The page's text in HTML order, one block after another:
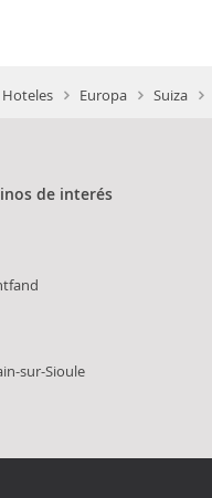
Hoteles Europa Suiza
de interés
sur-Sioule